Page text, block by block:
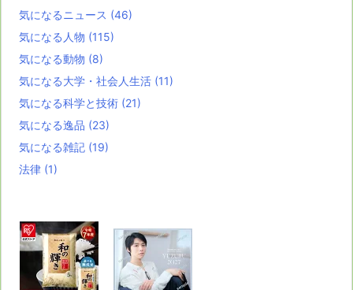
気になるニュース (46)
気になる人物 (115)
気になる動物 (8)
気になる大学・社会人生活 (11)
気になる科学と技術 (21)
気になる逸品 (23)
気になる雑記 (19)
法律 (1)